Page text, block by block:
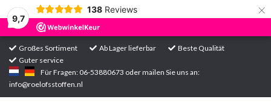
9,7
138 Reviews ×
Großes Sortiment Ab Lager lieferbar
Beste Qualität
Guter service
Für Fragen: 06-53880673 oder mailen Sie uns an:
info@roelofsstoffen.nl
Startseite
Sortiment